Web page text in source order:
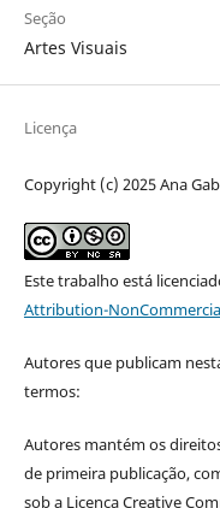
Seção
Artes Visuais
Licença
Copyright (c) 2025 Ana
Este trabalho está
Attribution-
Autores que publicam
termos:
Autores mantém os
de primeira publicação,
sob a Licença Creative